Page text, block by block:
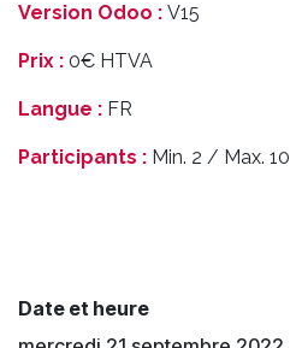
Version Odoo : V15
Prix : 0€ HTVA
Langue : FR
Participants : Min. 2 / Max. 10
Date et heure